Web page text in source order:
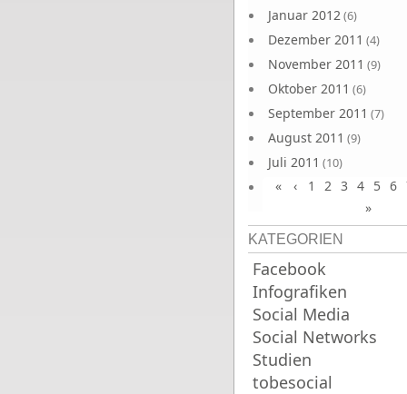
Januar 2012(6)
Dezember 2011 (4)
November 2011 (9)
Oktober 2011 (6)
September 2011 (7)
August 2011 (9)
Juli 2011 (10)
Juni 2011(9)
« ‹ 1 2 3 4 5 6
»
KATEGORIEN
Facebook
Infografiken
Social Media
Social Networks
Studien
tobesocial